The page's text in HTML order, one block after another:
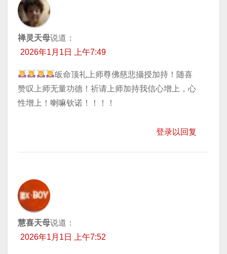
禅灵天母说道：
2026年1月1日 上午7:49
皈命顶礼上师尊佛慈悲攝授加持！随喜
赞叹上师无量功德！祈请上师加持我信心增上，心
性增上！喇嘛钦诺！！！！
登录以回复
慧喜天母说道：
2026年1月1日 上午7:52